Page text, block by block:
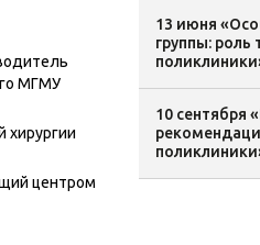
МГМУ
хирургии
центром
13 июня
группы: роль
10 сентября